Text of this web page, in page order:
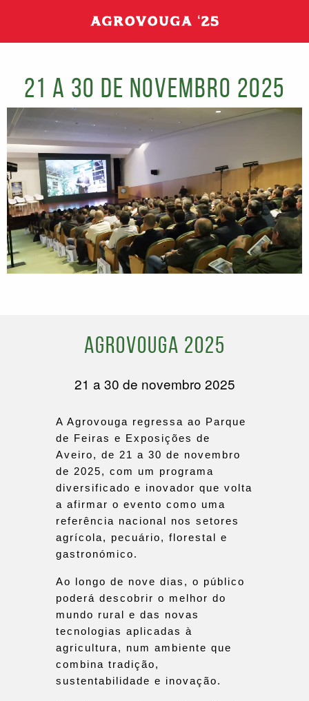
21 a 30 de novembro 2025
Agrovouga 2025
21 a 30 de novembro 2025
A Agrovouga regressa ao Parque
de Feiras e Exposições de
Aveiro, de 21 a 30 de novembro
de 2025, com um programa
diversificado e inovador que volta
a afirmar o evento como uma
referência nacional nos setores
agrícola, pecuário, florestal e
gastronómico.
Ao longo de nove dias, o público
poderá descobrir o melhor do
mundo rural e das novas
tecnologias aplicadas à
agricultura, num ambiente que
combina tradição,
sustentabilidade e inovação.